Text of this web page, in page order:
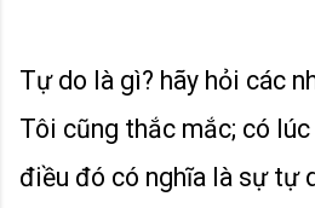
Tự do là gì? hãy hỏi các
Tôi cũng thắc mắc; có
điều đó có nghĩa là sự tự